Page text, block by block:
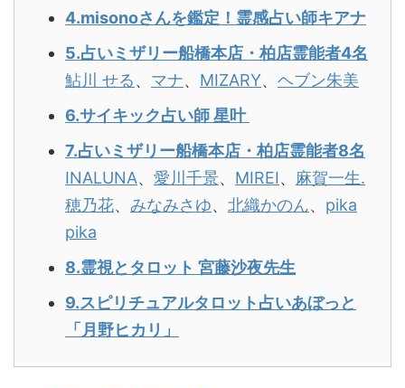
4.misonoさんを鑑定！霊感占い師キアナ
5.占いミザリー船橋本店・柏店霊能者4名
鮎川 せる、 マナ、 MIZARY、 ヘブン朱美
6.サイキック占い師 星叶
7.占いミザリー船橋本店・柏店霊能者8名
INALUNA、 愛川千景、 MIREI、 麻賀一生.
穂乃花、 みなみさゆ、 北織かのん、 pika
pika
8.霊視とタロット 宮藤沙夜先生
9.スピリチュアルタロット占いあぼっと
「月野ヒカリ」